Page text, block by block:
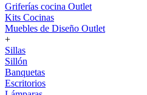
Griferías cocina Outlet
Kits Cocinas
Muebles de Diseño Outlet
+
Sillas
Sillón
Banquetas
Escritorios